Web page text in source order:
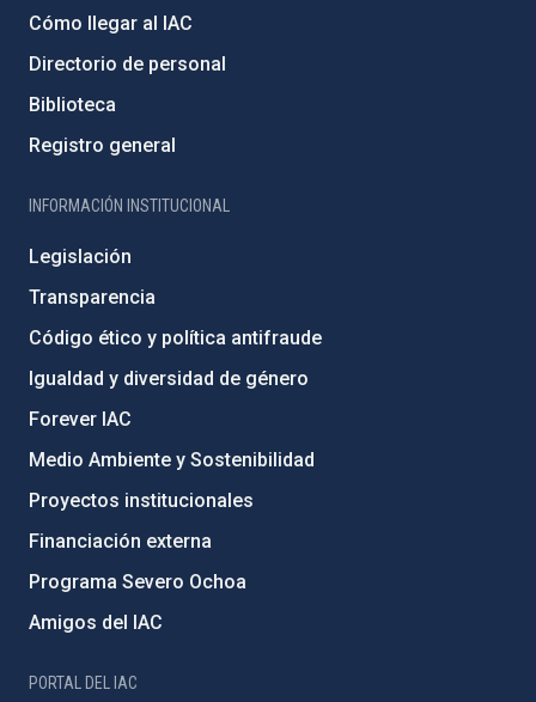
Cómo llegar al IAC
Directorio de personal
Biblioteca
Registro general
INFORMACIÓN INSTITUCIONAL
Legislación
Transparencia
Código ético y política antifraude
Igualdad y diversidad de género
Forever IAC
Medio Ambiente y Sostenibilidad
Proyectos institucionales
Financiación externa
Programa Severo Ochoa
Amigos del IAC
PORTAL DEL IAC